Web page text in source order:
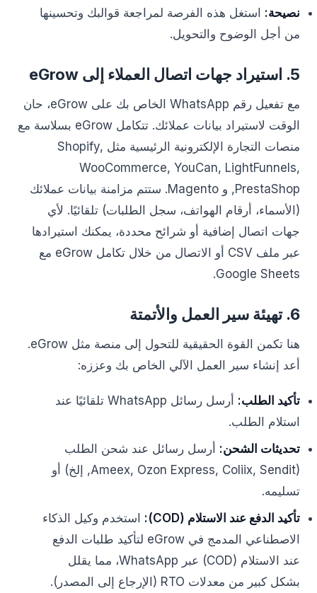
نصيحة: استغل هذه الفرصة لمراجعة قوالبك وتحسينها
من أجل الوضوح والتحويل.
5. استيراد جهات اتصال العملاء إلى eGrow
مع تفعيل رقم WhatsApp الخاص بك على eGrow، حان
الوقت لاستيراد بيانات عملائك. تتكامل eGrow بسلاسة مع
منصات التجارة الإلكترونية الرئيسية مثل Shopify,
WooCommerce, YouCan, LightFunnels,
PrestaShop, و Magento. ستتم مزامنة بيانات عملائك
(الأسماء، أرقام الهواتف، سجل الطلبات) تلقائيًا. لأي
جهات اتصال إضافية أو شرائح محددة، يمكنك استيرادها
عبر ملف CSV أو الاتصال من خلال تكامل eGrow مع
Google Sheets.
6. تهيئة سير العمل والأتمتة
هنا تكمن القوة الحقيقية للتحول إلى منصة مثل eGrow.
أعد إنشاء سير العمل الآلي الخاص بك وعززه:
تأكيد الطلب:
أرسل رسائل WhatsApp تلقائيًا عند
استلام الطلب.
تحديثات الشحن: أرسل رسائل عند شحن الطلب
(Ameex, Ozon Express, Coliix, Sendit, إلخ) أو
تسليمه.
تأكيد الدفع عند الاستلام (COD):
استخدم وكيل الذكاء
الاصطناعي المدمج في eGrow لتأكيد طلبات الدفع
عند الاستلام (COD) عبر WhatsApp، مما يقلل
بشكل كبير من معدلات RTO (الإرجاع إلى المصدر).